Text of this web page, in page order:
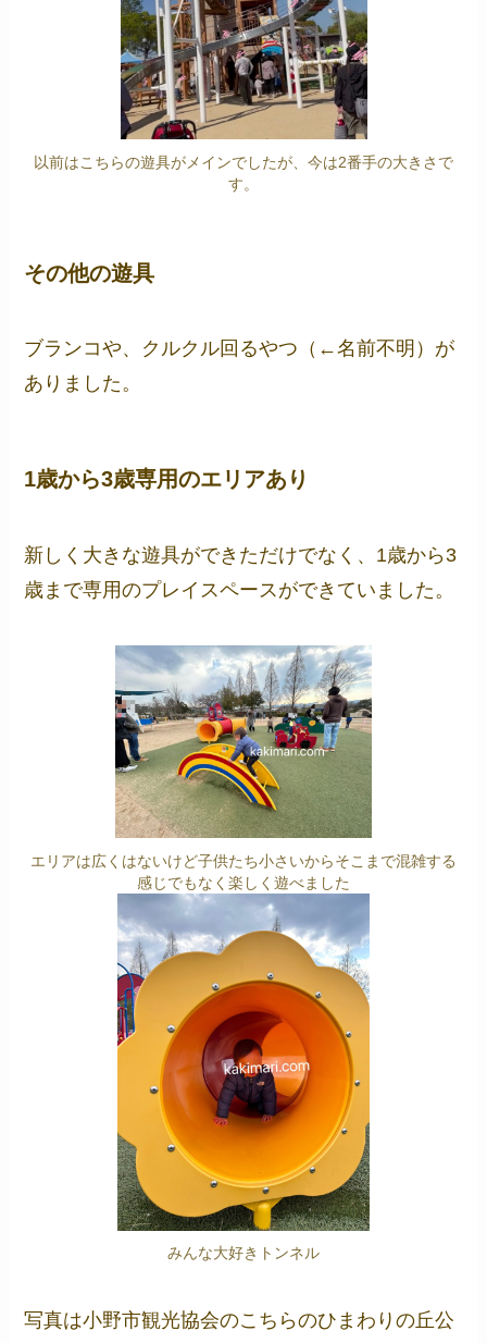
以前はこちらの遊具がメインでしたが、今は2番手の大きさで
す。
その他の遊具
ブランコや、クルクル回るやつ（←名前不明）が
ありました。
1歳から3歳専用のエリアあり
新しく大きな遊具ができただけでなく、1歳から3
歳まで専用のプレイスペースができていました。
エリアは広くはないけど子供たち小さいからそこまで混雑する
感じでもなく楽しく遊べました
みんな大好きトンネル
写真は小野市観光協会のこちらのひまわりの丘公